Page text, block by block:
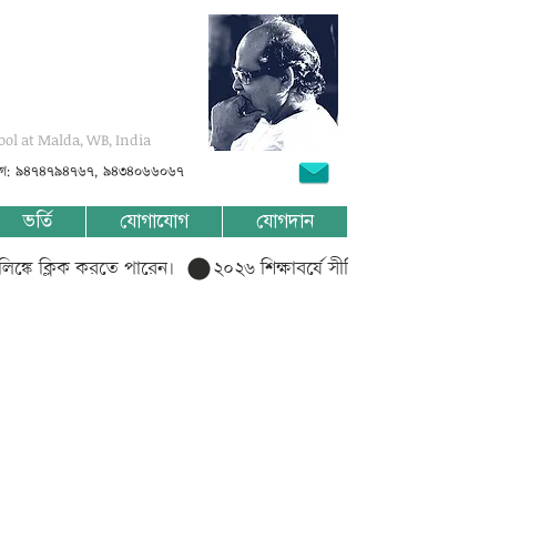
at Malda, WB, India
৯৪৭৪৭৯৪৭৬৭, ৯৪৩৪০৬৬০৬৭
ভর্তি যোগাযোগ যোগদান
ক্লিক করতে পারেন।